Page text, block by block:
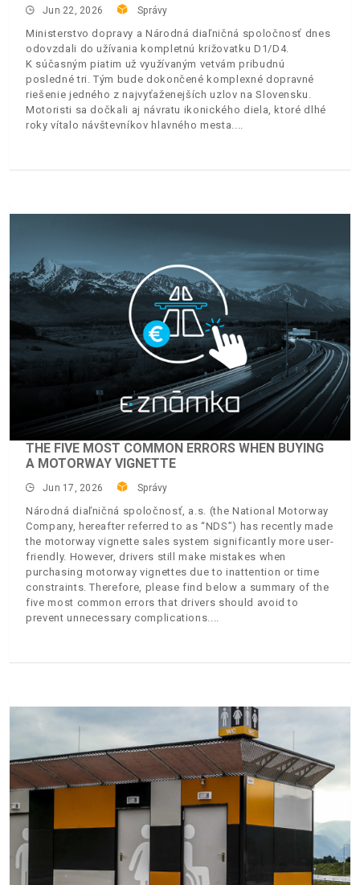
Jun 22, 2026 Správy
Ministerstvo dopravy a Národná diaľničná spoločnosť dnes
odovzdali do užívania kompletnú križovatku D1/D4.
K súčasným piatim už využívaným vetvám pribudnú
posledné tri. Tým bude dokončené komplexné dopravné
riešenie jedného z najvyťaženejších uzlov na Slovensku.
Motoristi sa dočkali aj návratu ikonického diela, ktoré dlhé
roky vítalo návštevníkov hlavného mesta.
THE FIVE MOST COMMON ERRORS WHEN BUYING
A MOTORWAY VIGNETTE
Jun 17, 2026 Správy
Národná diaľničná spoločnosť, a.s. (the National Motorway
Company, hereafter referred to as “NDS”) has recently made
the motorway vignette sales system significantly more user-
friendly. However, drivers still make mistakes when
purchasing motorway vignettes due to inattention or time
constraints. Therefore, please find below a summary of the
five most common errors that drivers should avoid to
prevent unnecessary complications.